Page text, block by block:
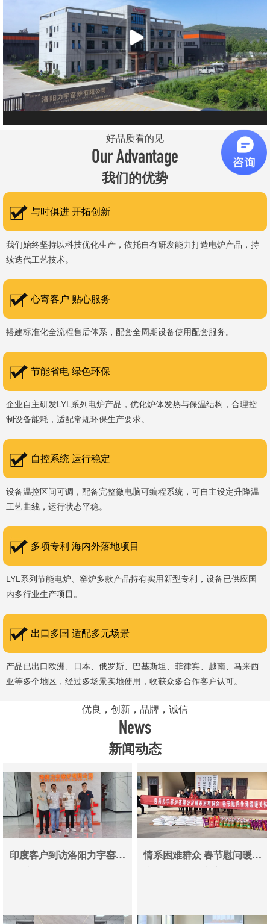
元件、高温窑具等。 历经二十余年市场积累，公司产品质量稳
定、性能可靠，应用场景覆盖高校、科研院所、工矿企业等领域，服
务于粉末、冶金、电子、煤炭、医药、陶瓷、玻璃、铝业、汽车、特
种新材料、耐火材料、新能源、航天航空、化工、金属烧结及金属热
处理等行业，产品覆盖国内多省市，并出口至海外多个国家和地
区。 近年来，公司通过理念更新、体制机制优化与科技创新，于
稳步增长，国内市场份额稳步提升，并获得质量诚信AAA 级企业荣
誉证书。 在产品技术方面，公司坚持精益求精、持续创新，自主
研发LYL系列节能精密型智能化电炉、窑炉产品，多项产品通过相关
权威认证。产品具备升温快、节能效果显著、温控精准、智能自动化
程度高、运行稳定、保温性能优良、全程电脑控制、可编程自动升降
盟CE认证。 公司凭借技术积累与产品优势，获得多项官方资质
认定：高新 技术企业、科技型中小企业、洛阳市企业研发中心（证
书编号：202207080）、河南省专精特新企业。 我们坚持以
科技促生产，以质量创品牌，以品牌创市场的战略发展，实现科学化
国内外新老客户前来参观洽谈，让我们携手，合作共赢，共创新未
来！洛阳新安工厂视频洛阳高新工厂视频
好品质看的见
Our Advantage
我们的优势
与时俱进 开拓创新
我们始终坚持以科技优化生产，依托自有研发能力打造电炉产品，持
续迭代工艺技术。
心寄客户 贴心服务
搭建标准化全流程售后体系，配套全周期设备使用配套服务。
节能省电 绿色环保
企业自主研发LYL系列电炉产品，优化炉体发热与保温结构，合理控
制设备能耗，适配常规环保生产要求。
自控系统 运行稳定
设备温控区间可调，配备完整微电脑可编程系统，可自主设定升降温
工艺曲线，运行状态平稳。
多项专利 海内外落地项目
LYL系列节能电炉、窑炉多款产品持有实用新型专利，设备已供应国
内多行业生产项目。
出口多国 适配多元场景
产品已出口欧洲、日本、俄罗斯、巴基斯坦、菲律宾、越南、马来西
亚等多个地区，经过多场景实地使用，收获众多合作客户认可。
优良，创新，品牌，诚信
News
新闻动态
印度客户到访洛阳力宇窑炉
情系困难群众 春节慰问暖人